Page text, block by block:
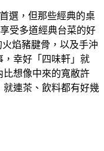
選，但那些經典的桌
受多道經典台菜的好
焰豬腱骨，以及手沖
，幸好「四味軒」就
比想像中來的寬敝許
連茶、飲料都有好幾